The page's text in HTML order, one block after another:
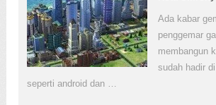
Ada kabar
penggemar
membangun
sudah hadir
seperti android dan …